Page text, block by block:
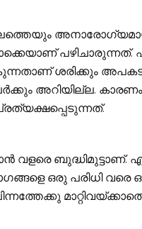
പഴിചാരുന്നത്.
ശരിക്കും
അറിയില്ല. കാരണം
വളരെ ബുദ്ധിമുട്ടാണ്.
ഒരു പരിധി വരെ